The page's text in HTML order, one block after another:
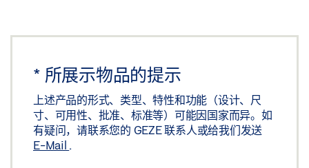
* 所展示物品的提示
上述产品的形式、类型、特性和功能（设计、尺
寸、可用性、批准、标准等）可能因国家而异。如
有疑问，请联系您的 GEZE 联系人或给我们发送
E-Mail